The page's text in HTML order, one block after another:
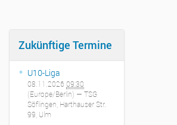
Zukünftige Termine
U10-Liga
08.11.2026 09:30
(Europe/Berlin) — TSG
Söflingen, Harthauser Str.
99, Ulm